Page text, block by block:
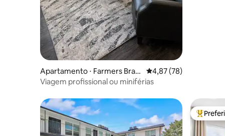
Apartamento ⋅ Farmers Bran
ch
4,87 de uma avaliação
4,87 (78)
Viagem profissional ou miniférias
Entre